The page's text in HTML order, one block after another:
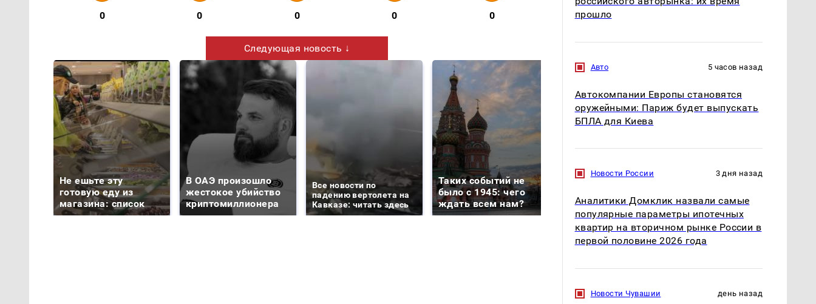
0 0 0 0 0
Следующая новость ↓
Не ешьте эту
готовую еду из
магазина: список
В ОАЭ произошло
жестокое убийство
криптомиллионера
Все новости по
падению вертолета на
Кавказе: читать здесь
Таких событий не
было с 1945: чего
ждать всем нам?
продукта: что купить?
СМИ: В Химках на
полицейскую
подожгли.
прошло
Авто 5 часов назад
Автокомпании Европы становятся
оружейными: Париж будет выпускать
БПЛА для Киева
Новости России 3 дня назад
Аналитики Домклик назвали самые
популярные параметры ипотечных
квартир на вторичном рынке России в
первой половине 2026 года
Новости Чувашии день назад